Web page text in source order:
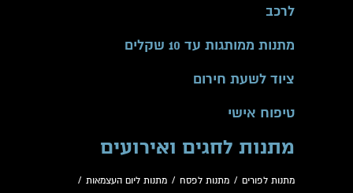
לרכב
מתנות ממותגות עד 10 שקלים
ציוד לשעת חירום
טיפוח אישי
מתנות לחגים ואירועים
מתנות לפורים / מתנות לפסח / מתנות ליום העצמאות /